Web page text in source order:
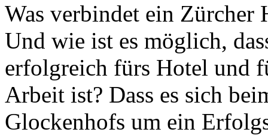
Was verbindet ein Zürcher
Und wie ist es möglich,
erfolgreich fürs Hotel und
Arbeit ist? Dass es sich
Glockenhofs um ein